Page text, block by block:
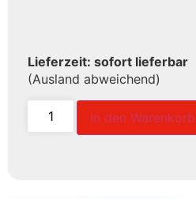
Lieferzeit: sofort lieferbar
(Ausland abweichend)
In den Warenkorb